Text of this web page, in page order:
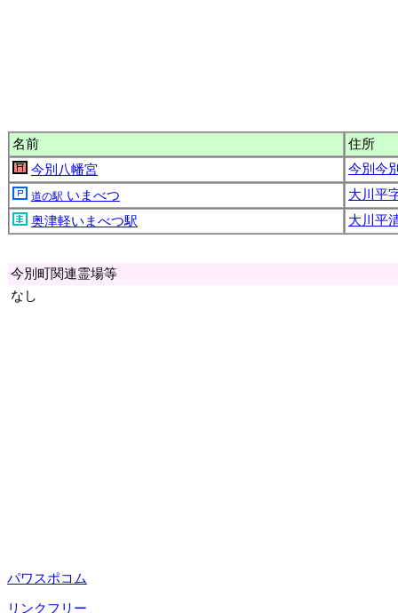
名前
住所
今別八幡宮
今別今
道の駅 いまべつ
大川平
奥津軽いまべつ駅
大川平
今別町関連霊場等
なし
パワスポコム
リンクフリー